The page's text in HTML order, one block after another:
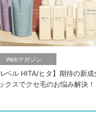
Webマガジン
ルベル HITA/ヒタ】期待の新
クスでクセ毛のお悩み解決！